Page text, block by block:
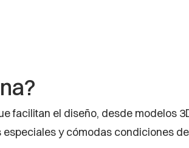
facilitan el diseño, desde modelos
y cómodas condiciones de